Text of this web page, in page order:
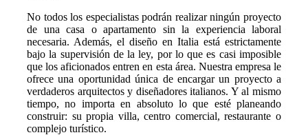
No todos los especialistas podrán realizar ningún proyecto
de una casa o apartamento sin la experiencia laboral
necesaria. Además, el diseño en Italia está estrictamente
bajo la supervisión de la ley, por lo que es casi imposible
que los aficionados entren en esta área. Nuestra empresa le
ofrece una oportunidad única de encargar un proyecto a
verdaderos arquitectos y diseñadores italianos. Y al mismo
tiempo, no importa en absoluto lo que esté planeando
construir: su propia villa, centro comercial, restaurante o
complejo turístico.